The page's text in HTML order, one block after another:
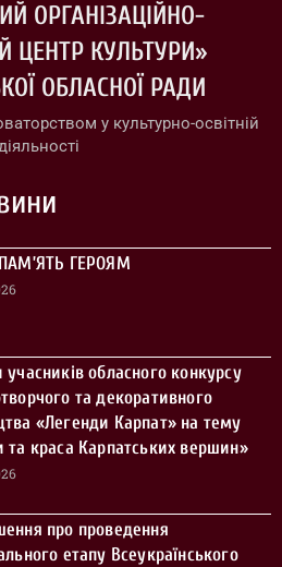
ОРГАНІЗАЦІЙНО-
ЦЕНТР КУЛЬТУРИ»
ОБЛАСНОЇ РАДИ
у культурно-освітній
ГЕРОЯМ
учасників обласного конкурсу
та декоративного
«Легенди Карпат» на тему
та краса Карпатських вершин»
про проведення
етапу Всеукраїнського